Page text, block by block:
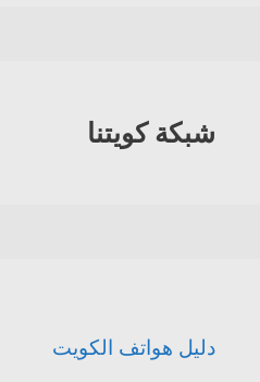
شبكة كويتنا
دليل هواتف الكويت